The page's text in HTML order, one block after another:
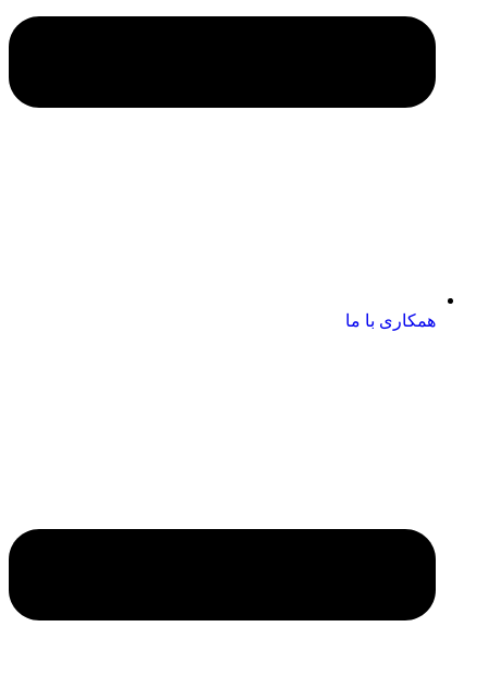
همکاری با ما